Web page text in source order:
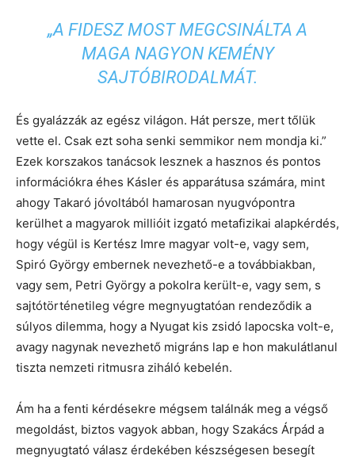
„A FIDESZ MOST MEGCSINÁLTA A
MAGA NAGYON KEMÉNY
SAJTÓBIRODALMÁT.
És gyalázzák az egész világon. Hát persze, mert tőlük
vette el. Csak ezt soha senki semmikor nem mondja ki.”
Ezek korszakos tanácsok lesznek a hasznos és pontos
információkra éhes Kásler és apparátusa számára, mint
ahogy Takaró jóvoltából hamarosan nyugvópontra
kerülhet a magyarok millióit izgató metafizikai alapkérdés,
hogy végül is Kertész Imre magyar volt-e, vagy sem,
Spiró György embernek nevezhető-e a továbbiakban,
vagy sem, Petri György a pokolra került-e, vagy sem, s
sajtótörténetileg végre megnyugtatóan rendeződik a
súlyos dilemma, hogy a Nyugat kis zsidó lapocska volt-e,
avagy nagynak nevezhető migráns lap e hon makulátlanul
tiszta nemzeti ritmusra ziháló kebelén.
Ám ha a fenti kérdésekre mégsem találnák meg a végső
megoldást, biztos vagyok abban, hogy Szakács Árpád a
megnyugtató válasz érdekében készségesen besegít